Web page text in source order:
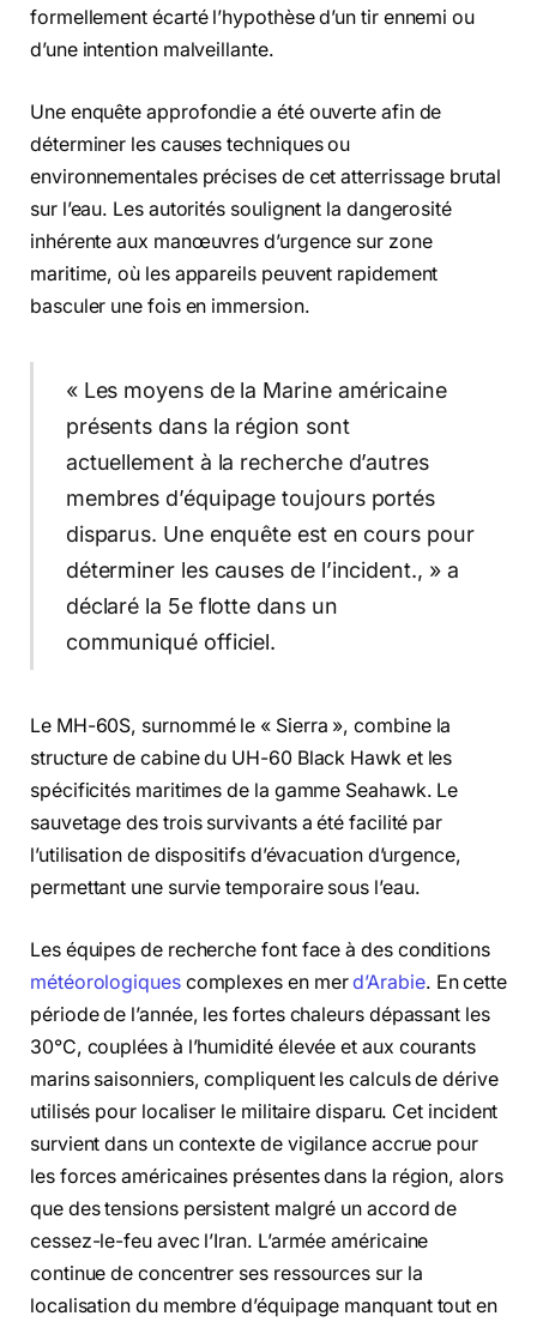
formellement écarté l’hypothèse d’un tir ennemi ou
d’une intention malveillante.
Une enquête approfondie a été ouverte afin de
déterminer les causes techniques ou
environnementales précises de cet atterrissage brutal
sur l’eau. Les autorités soulignent la dangerosité
inhérente aux manœuvres d’urgence sur zone
maritime, où les appareils peuvent rapidement
basculer une fois en immersion.
« Les moyens de la Marine américaine
présents dans la région sont
actuellement à la recherche d’autres
membres d’équipage toujours portés
disparus. Une enquête est en cours pour
déterminer les causes de l’incident., » a
déclaré la 5e flotte dans un
communiqué officiel.
Le MH-60S, surnommé le « Sierra », combine la
structure de cabine du UH-60 Black Hawk et les
spécificités maritimes de la gamme Seahawk. Le
sauvetage des trois survivants a été facilité par
l’utilisation de dispositifs d’évacuation d’urgence,
permettant une survie temporaire sous l’eau.
Les équipes de recherche font face à des conditions
météorologiquescomplexes en merd’Arabie. En cette
période de l’année, les fortes chaleurs dépassant les
30°C, couplées à l’humidité élevée et aux courants
marins saisonniers, compliquent les calculs de dérive
utilisés pour localiser le militaire disparu. Cet incident
survient dans un contexte de vigilance accrue pour
les forces américaines présentes dans la région, alors
que des tensions persistent malgré un accord de
cessez-le-feu avec l’Iran. L’armée américaine
continue de concentrer ses ressources sur la
localisation du membre d’équipage manquant tout en